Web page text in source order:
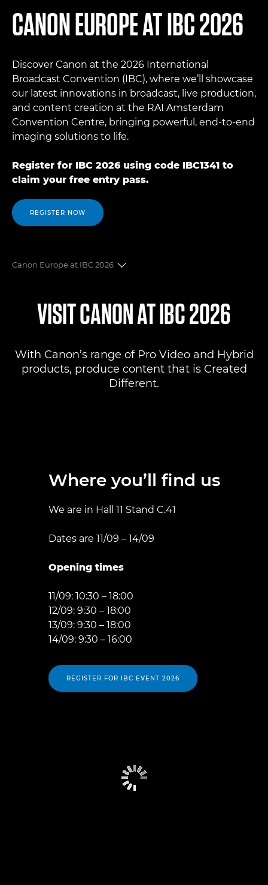
CANON EUROPE AT IBC 2026
Discover Canon at the 2026 International
Broadcast Convention (IBC), where we’ll showcase
our latest innovations in broadcast, live production,
and content creation at the RAI Amsterdam
Convention Centre, bringing powerful, end-to-end
imaging solutions to life.
Register for IBC 2026 using code IBC1341 to
claim your free entry pass.
REGISTER NOW
Canon Europe at IBC 2026
Products
Pro AV Solutions
VISIT CANON AT IBC 2026
With Canon’s range of Pro Video and Hybrid
products, produce content that is Created
Different.
Where you’ll find us
We are in Hall 11 Stand C.41
Dates are 11/09 – 14/09
Opening times
11/09: 10:30 – 18:00
12/09: 9:30 – 18:00
13/09: 9:30 – 18:00
14/09: 9:30 – 16:00
REGISTER FOR IBC EVENT 2026